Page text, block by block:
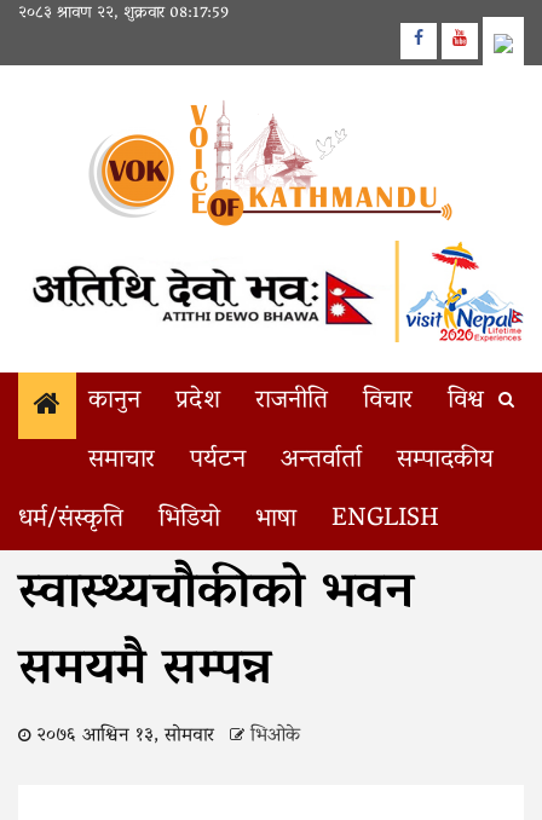
Skip
content
२०८३ श्रावण २२, शुक्रवार08:17:59
Facebook
Youtube
कानुन प्रदेश राजनीति विचार
विश्व
समाचार
पर्यटन अन्तर्वार्ता
सम्पादकीय
धर्म/संस्कृति
भिडियो भाषा ENGLISH
BREAKING 1
राष्ट्र बैंकले ६० अर्ब रुपैयाँको
Home स्वास्थ्यचौकीको भवन समयमै सम्पन्न
स्वास्थ्यचौकीको भवन
समयमै सम्पन्न
२०७६ आश्विन १३, सोमवार भिओके